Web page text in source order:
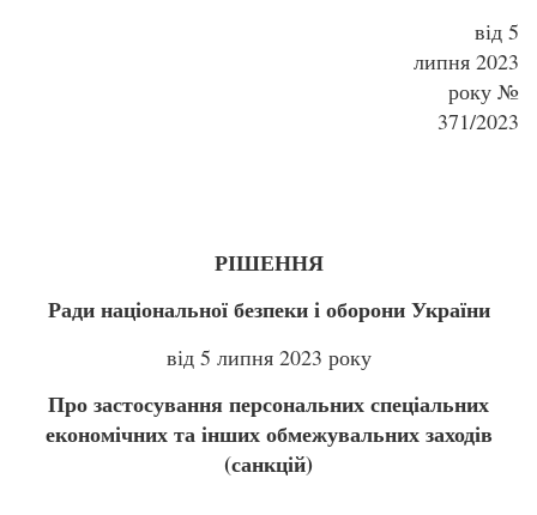
від 5
липня 2023
року №
371/2023
РІШЕННЯ
Ради національної безпеки і оборони України
від 5 липня 2023 року
Про застосування персональних спеціальних
економічних та інших обмежувальних заходів
(санкцій)